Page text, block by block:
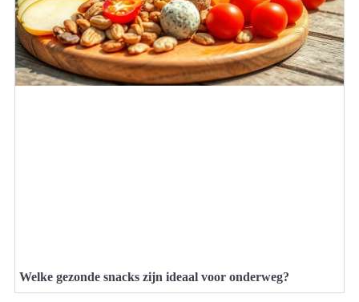
Welke gezonde snacks zijn ideaal voor onderweg?